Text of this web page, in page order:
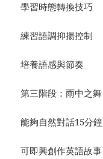
學習時態轉換技巧
練習語調抑揚控制
培養語感與節奏
第三階段：雨中之舞
能夠自然對話15分鐘
可即興創作英語故事